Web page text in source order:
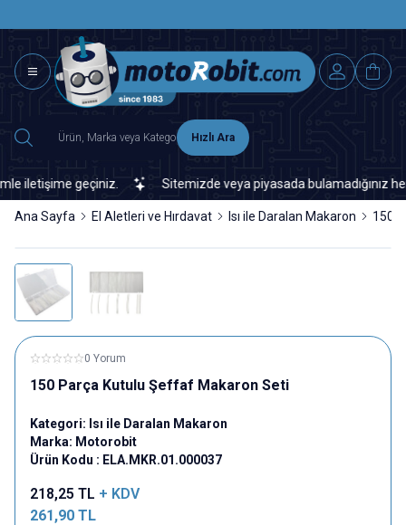
Hızlı Ara
iletişime geçiniz. Sitemizde veya piyasada bulamadığınız her
Ana Sayfa El Aletleri ve Hırdavat Isı ile Daralan Makaron 150
0 Yorum
150 Parça Kutulu Şeffaf Makaron Seti
Kategori: Isı ile Daralan Makaron
Marka: Motorobit
Ürün Kodu : ELA.MKR.01.000037
218,25 TL + KDV
261,90 TL